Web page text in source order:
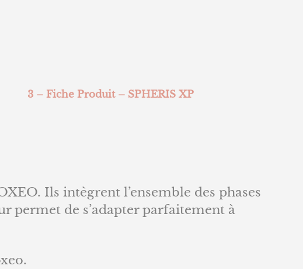
3 – Fiche Produit – SPHERIS XP
Ils intègrent l’ensemble des phases
permet de s’adapter parfaitement à